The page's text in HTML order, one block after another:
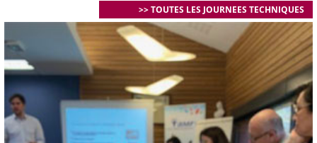
>> TOUTES LES JOURNEES TECHNIQUES